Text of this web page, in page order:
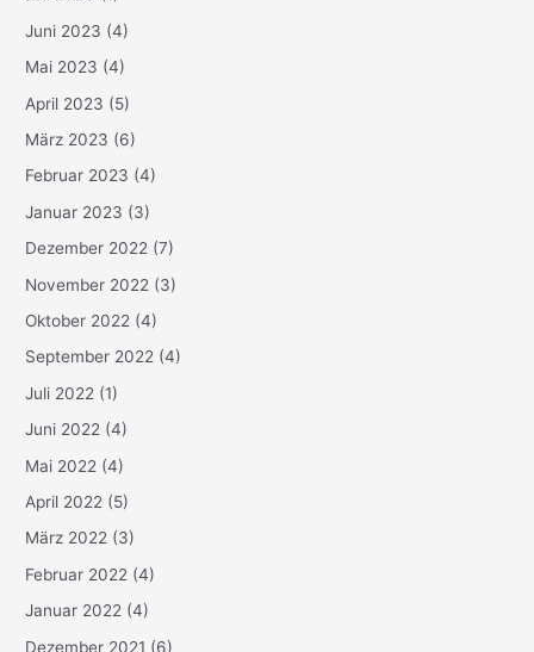
Juni 2023 (4)
Mai 2023 (4)
April 2023 (5)
März 2023 (6)
Februar 2023 (4)
Januar 2023 (3)
Dezember 2022 (7)
November 2022 (3)
Oktober 2022 (4)
September 2022 (4)
Juli 2022 (1)
Juni 2022 (4)
Mai 2022 (4)
April 2022 (5)
März 2022 (3)
Februar 2022 (4)
Januar 2022 (4)
Dezember 2021 (6)